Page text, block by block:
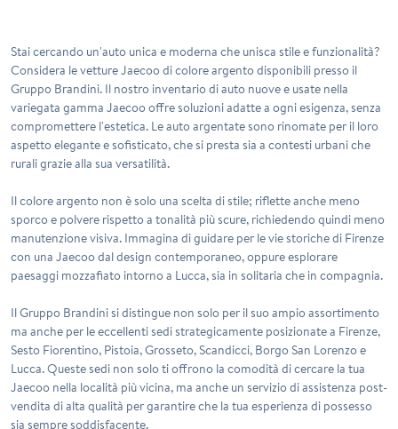
Stai cercando un'auto unica e moderna che unisca stile e funzionalità?
Considera le vetture Jaecoo di colore argento disponibili presso il
Gruppo Brandini. Il nostro inventario di auto nuove e usate nella
variegata gamma Jaecoo offre soluzioni adatte a ogni esigenza, senza
compromettere l'estetica. Le auto argentate sono rinomate per il loro
aspetto elegante e sofisticato, che si presta sia a contesti urbani che
rurali grazie alla sua versatilità.
Il colore argento non è solo una scelta di stile; riflette anche meno
sporco e polvere rispetto a tonalità più scure, richiedendo quindi meno
manutenzione visiva. Immagina di guidare per le vie storiche di Firenze
con una Jaecoo dal design contemporaneo, oppure esplorare
paesaggi mozzafiato intorno a Lucca, sia in solitaria che in compagnia.
Il Gruppo Brandini si distingue non solo per il suo ampio assortimento
ma anche per le eccellenti sedi strategicamente posizionate a Firenze,
Sesto Fiorentino, Pistoia,Grosseto,Scandicci, Borgo San Lorenzoe
Lucca. Queste sedi non solo ti offrono la comodità di cercare la tua
Jaecoo nella località più vicina, ma anche un servizio di assistenza post-
vendita di alta qualità per garantire che la tua esperienza di possesso
sia sempre soddisfacente.